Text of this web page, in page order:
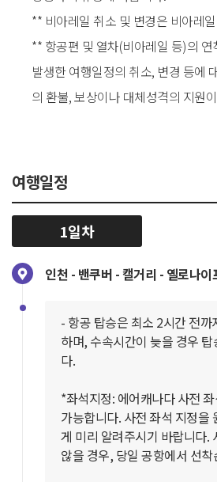
** 비아레일 취소 및 변경은 비아레
** 항공편 및 열차(비아레일 등)의
발생한 여행일정의 취소, 변경 등에
의 환불, 보상이나 대체성격의 지원
여행일정
1일차
인천 - 밴쿠버 - 캘거리 - 옐로나이
- 항공 탑승은 최소 2시간 전
하며, 수속시간이 늦을 경우
다.
*좌석지정: 에어캐나다 사전
가능합니다. 사전 좌석 지정을
게 미리 알려주시기 바랍니다.
않을 경우, 당일 공항에서 선